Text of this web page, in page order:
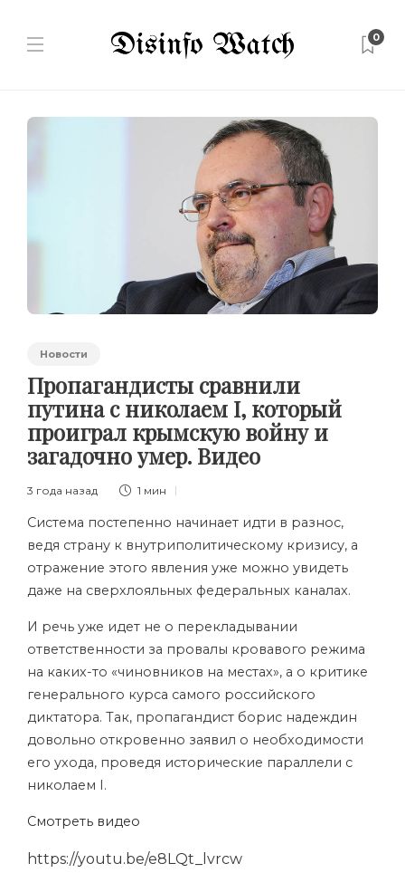
0
Новости
Пропагандисты сравнили
путина с николаем I, который
проиграл крымскую войну и
загадочно умер. Видео
3 года назад 1 мин
Система постепенно начинает идти в разнос,
ведя страну к внутриполитическому кризису, а
отражение этого явления уже можно увидеть
даже на сверхлояльных федеральных каналах.
И речь уже идет не о перекладывании
ответственности за провалы кровавого режима
на каких-то «чиновников на местах», а о критике
генерального курса самого российского
диктатора. Так, пропагандист борис надеждин
довольно откровенно заявил о необходимости
его ухода, проведя исторические параллели с
николаем I.
Смотреть видео
https://youtu.be/e8LQt_lvrcw